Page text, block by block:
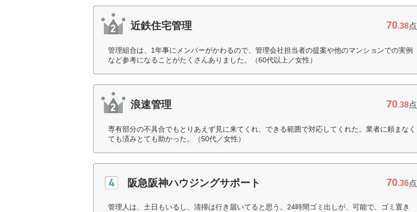
近鉄住宅管理 70.38点
管理組合は、1年事にメンバーがかわるので、管理会社担当者の提案や他のマンションでの実例
など参考になることがたくさんありました。（60代以上／女性）
浪速管理 70.38点
専有部分の不具合でもとりあえず見に来てくれ、できる範囲で対応してくれた。業者に頼まなく
ても済みとても助かった。（50代／女性）
阪急阪神ハウジングサポート 70.36点
管理人は、土日もいるし、清掃は行き届いてると思う。24時間ゴミ出しが、可能で、ゴミ置き